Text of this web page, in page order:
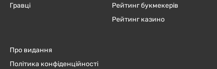
Гравці
Рейтинг букмекерів
Рейтинг казино
Про видання
Політика конфіденційності